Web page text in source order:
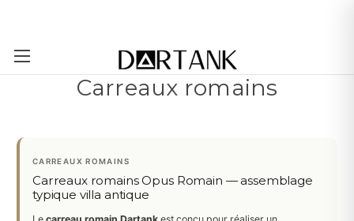
Passer au contenu principal
Carreaux romains
CARREAUX ROMAINS
Carreaux romains Opus Romain — assemblage
typique villa antique